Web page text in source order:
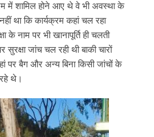
में शामिल होने आए थे वे भी अवस्था के
था कि कार्यक्रम कहां चल रहा
के नाम पर भी खानापूर्ति ही चलती
सुरक्षा जांच चल रही थी बाकी चारों
बैग और अन्य बिना किसी जांचों के
थे।